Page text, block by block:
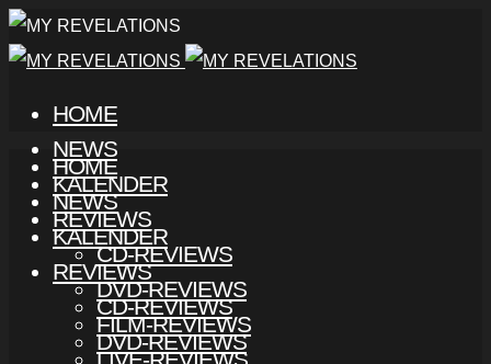
HOME
NEWS
KALENDER
REVIEWS
CD-REVIEWS
DVD-REVIEWS
FILM-REVIEWS
HOME
NEWS
KALENDER
REVIEWS
CD-REVIEWS
DVD-REVIEWS